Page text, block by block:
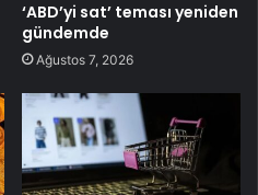
‘ABD’yi sat’ teması yeniden
gündemde
Ağustos 7, 2026